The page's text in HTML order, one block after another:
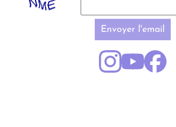
Envoyer l'email